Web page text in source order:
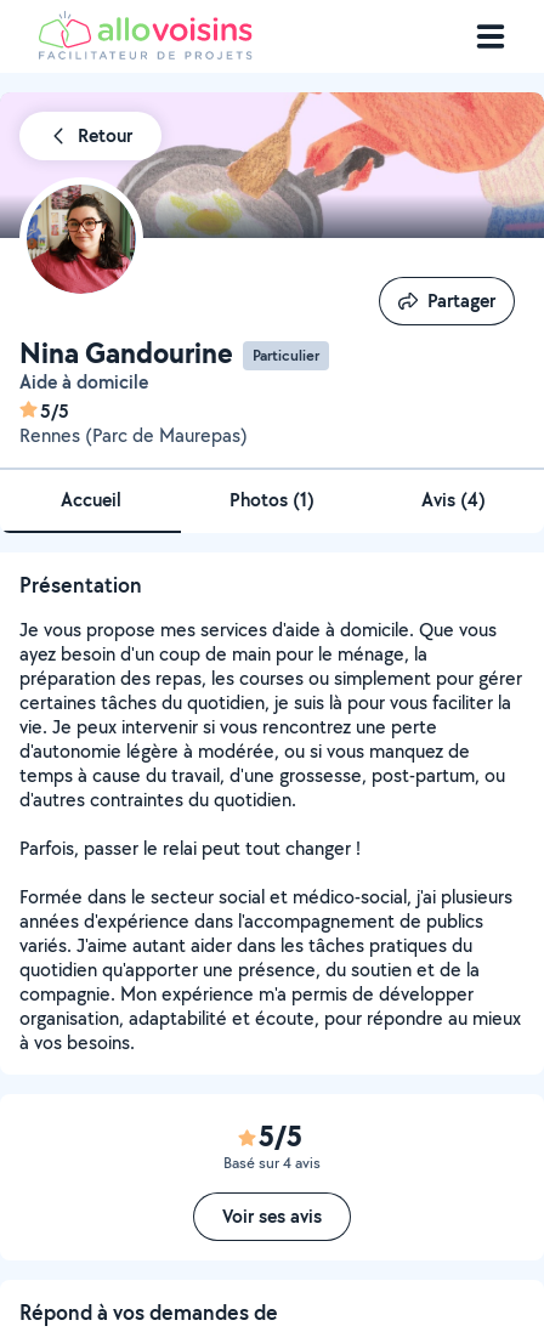
Retour
Nina Gandourine Particulier
Aide à domicile
5/5
Rennes (Parc de Maurepas)
Partager
Partager
Accueil Photos (1) Avis (4)
Présentation
Je vous propose mes services d'aide à domicile. Que vous
ayez besoin d'un coup de main pour le ménage, la
préparation des repas, les courses ou simplement pour gérer
certaines tâches du quotidien, je suis là pour vous faciliter la
vie. Je peux intervenir si vous rencontrez une perte
d'autonomie légère à modérée, ou si vous manquez de
temps à cause du travail, d'une grossesse, post-partum, ou
d'autres contraintes du quotidien.
Parfois, passer le relai peut tout changer !
Formée dans le secteur social et médico-social, j'ai plusieurs
années d'expérience dans l'accompagnement de publics
variés. J'aime autant aider dans les tâches pratiques du
quotidien qu'apporter une présence, du soutien et de la
compagnie. Mon expérience m'a permis de développer
organisation, adaptabilité et écoute, pour répondre au mieux
à vos besoins.
5/5
Basé sur 4 avis
Voir ses avis
Répond à vos demandes de